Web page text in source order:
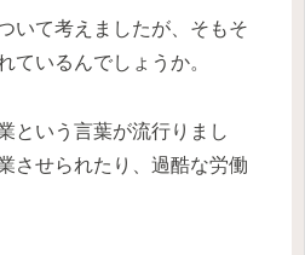
いて考えましたが、そもそ
ているんでしょうか。
という言葉が流行りまし
させられたり、過酷な労働